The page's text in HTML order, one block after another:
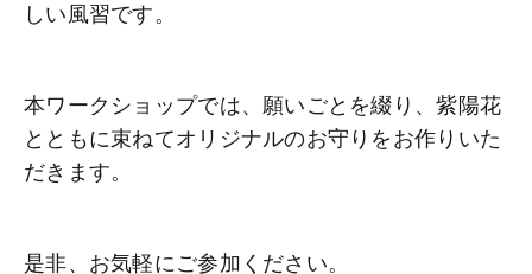
しい風習です。
本ワークショップでは、願いごとを綴り、紫陽花
とともに束ねてオリジナルのお守りをお作りいた
だきます。
是非、お気軽にご参加ください。